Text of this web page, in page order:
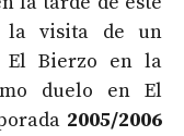
la visita de un
El Bierzo en la
duelo en El
2005/2006